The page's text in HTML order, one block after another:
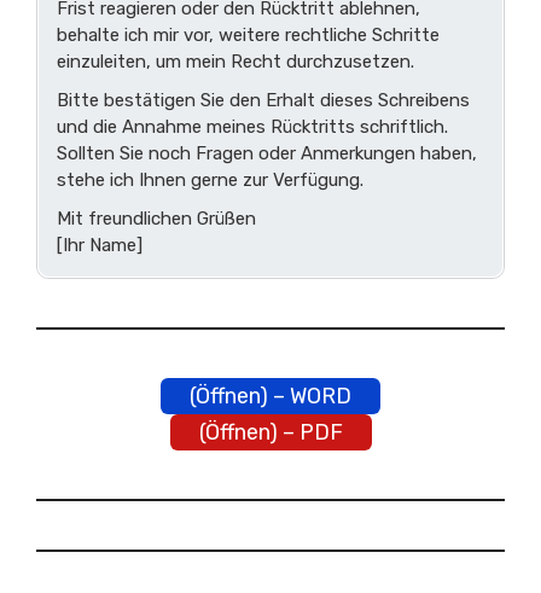
Frist reagieren oder den Rücktritt ablehnen,
behalte ich mir vor, weitere rechtliche Schritte
einzuleiten, um mein Recht durchzusetzen.
Bitte bestätigen Sie den Erhalt dieses Schreibens
und die Annahme meines Rücktritts schriftlich.
Sollten Sie noch Fragen oder Anmerkungen haben,
stehe ich Ihnen gerne zur Verfügung.
Mit freundlichen Grüßen
[Ihr Name]
(Öffnen) – WORD
(Öffnen) – PDF